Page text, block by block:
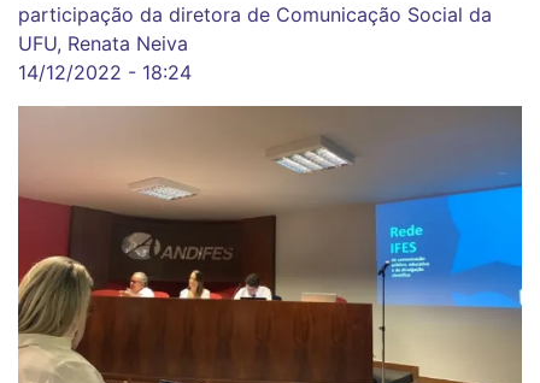
participação da diretora de Comunicação Social da
UFU, Renata Neiva
14/12/2022 - 18:24